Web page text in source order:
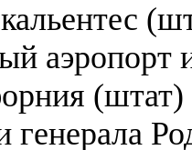
аэропорт
генерала